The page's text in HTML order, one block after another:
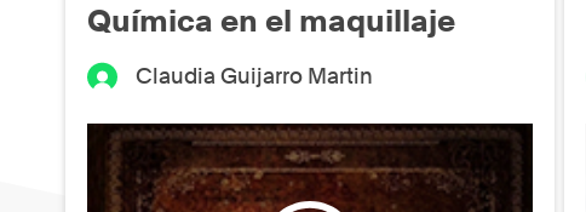
Química en el maquillaje
Claudia Guijarro Martin